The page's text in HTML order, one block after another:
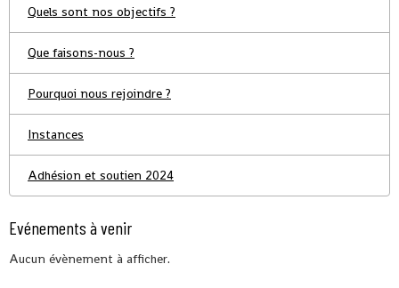
Quels sont nos objectifs ?
Que faisons-nous ?
Pourquoi nous rejoindre ?
Instances
Adhésion et soutien 2024
Evénements à venir
Aucun évènement à afficher.